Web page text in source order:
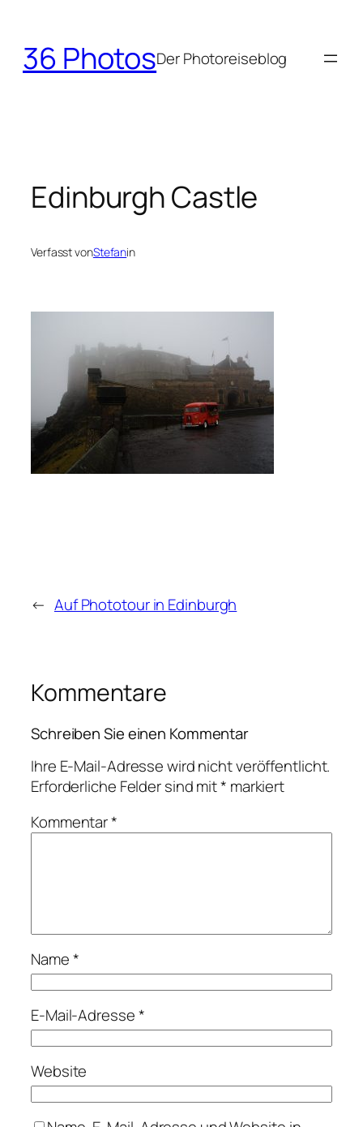
springen
36 PhotosDer Photoreiseblog
Edinburgh Castle
Verfasst vonStefanin
← Auf Phototour in Edinburgh
Kommentare
Schreiben Sie einen Kommentar
Ihre E-Mail-Adresse wird nicht veröffentlicht.
Erforderliche Felder sind mit* markiert
Kommentar*
Name*
E-Mail-Adresse*
Website